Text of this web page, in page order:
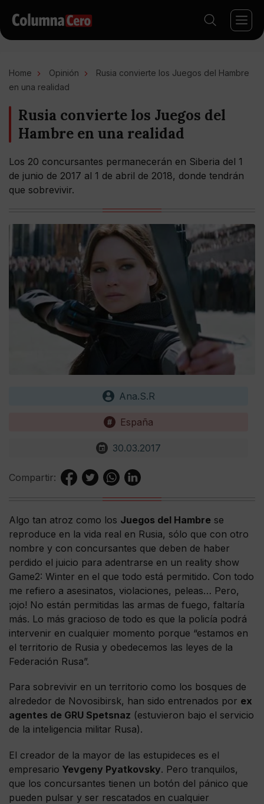
Home Opinión
Rusia convierte los Juegos del Hambre
en una realidad
Rusia convierte los Juegos del
Hambre en una realidad
Los 20 concursantes permanecerán en Siberia del 1
de junio de 2017 al 1 de abril de 2018, donde tendrán
que sobrevivir.
Ana.S.R
España
30.03.2017
Compartir:
Algo tan atroz como los Juegos del Hambre se
reproduce en la vida real en Rusia, sólo que con otro
nombre y con concursantes que deben de haber
perdido el juicio para adentrarse en un reality show
Game2: Winter en el que todo está permitido. Con todo
me refiero a asesinatos, violaciones, peleas… Pero,
¡ojo! No están permitidas las armas de fuego, faltaría
más. Lo más gracioso de todo es que la policía podrá
intervenir en cualquier momento porque “estamos en
el territorio de Rusia y obedecemos las leyes de la
Federación Rusa”.
Para sobrevivir en un territorio como los bosques de
alrededor de Novosibirsk, han sido entrenados por ex
agentes de GRU Spetsnaz (estuvieron bajo el servicio
de la inteligencia militar Rusa).
El creador de la mayor de las estupideces es el
empresario Yevgeny Pyatkovsky. Pero tranquilos,
que los concursantes tienen un botón del pánico que
pueden pulsar y ser rescatados en cualquier